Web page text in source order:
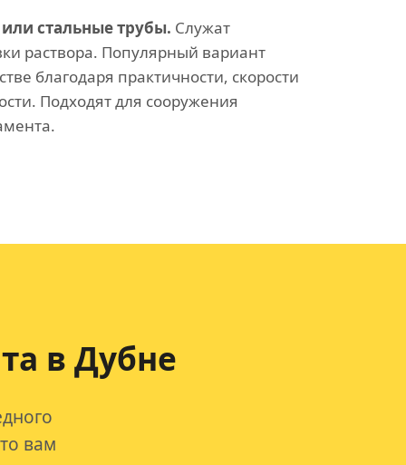
стальные трубы. Служат
раствора. Популярный вариант
благодаря практичности, скорости
Подходят для сооружения
в Дубне
вам